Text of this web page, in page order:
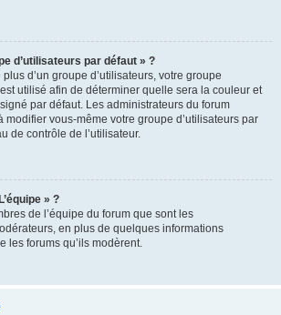
d’utilisateurs par défaut » ?
d’un groupe d’utilisateurs, votre groupe
utilisé afin de déterminer quelle sera la couleur et
par défaut. Les administrateurs du forum
modifier vous-même votre groupe d’utilisateurs par
de contrôle de l’utilisateur.
» ?
de l’équipe du forum que sont les
en plus de quelques informations
les forums qu’ils modèrent.